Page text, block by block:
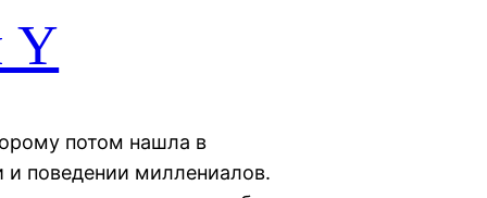
Y
потом нашла в
и поведении миллениалов.